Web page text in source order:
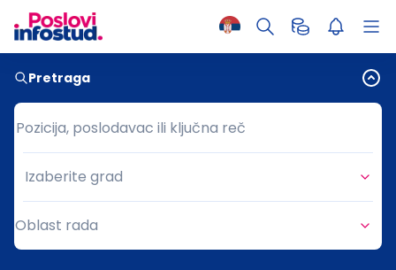
Pretraga
Pozicija, poslodavac ili ključna reč
Pozicija, poslodavac ili ključna reč
Grad
Izaberite grad
Oblast rada